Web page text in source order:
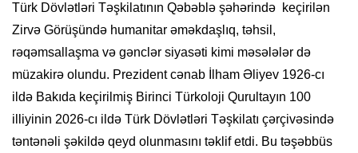
Türk Dövlətləri Təşkilatının Qəbəblə şəhərində keçirilən
Zirvə Görüşündə humanitar əməkdaşlıq, təhsil,
rəqəmsallaşma və gənclər siyasəti kimi məsələlər də
müzakirə olundu. Prezident cənab İlham Əliyev 1926-cı
ildə Bakıda keçirilmiş Birinci Türkoloji Qurultayın 100
illiyinin 2026-cı ildə Türk Dövlətləri Təşkilatı çərçivəsində
təntənəli şəkildə qeyd olunmasını təklif etdi. Bu təşəbbüs